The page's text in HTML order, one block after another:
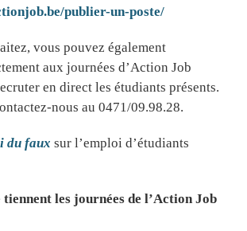
publier-un-poste/
vous pouvez également
aux journées d’Action Job
en direct les étudiants présents.
nous au 0471/09.98.28.
du faux sur l’emploi d’étudiants
tiennent les journées de l’Action Job